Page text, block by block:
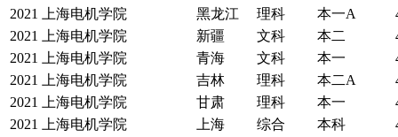
2021
上海电机学院 黑龙江 理科 本一A
2021
上海电机学院 新疆 文科 本二
2021
上海电机学院 青海 文科 本一
2021
上海电机学院 吉林 理科 本二A
2021
上海电机学院 甘肃 理科 本一
2021
上海电机学院 上海 综合 本科